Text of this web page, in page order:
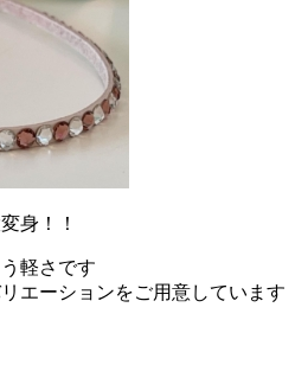
身！！
軽さです
エーションをご用意しています